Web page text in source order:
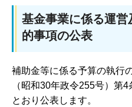
基金事業に係る運
的事項の公表
補助金等に係る予算の執行
（昭和30年政令255号）第
とおり公表します。